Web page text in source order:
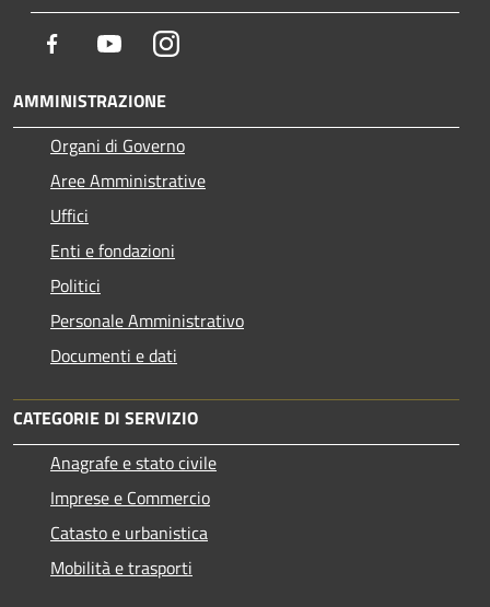
Facebook YoutubeInstagram
AMMINISTRAZIONE
Organi di Governo
Aree Amministrative
Uffici
Enti e fondazioni
Politici
Personale Amministrativo
Documenti e dati
CATEGORIE DI SERVIZIO
Anagrafe e stato civile
Imprese e Commercio
Catasto e urbanistica
Mobilità e trasporti